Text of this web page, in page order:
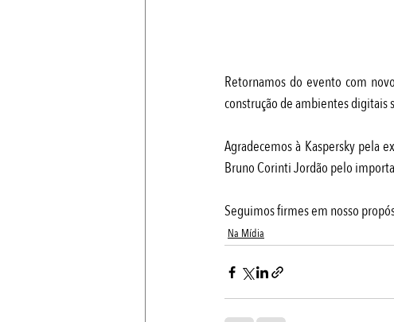
Retornamos do evento com
construção de ambientes digitais
Agradecemos à Kaspersky pela
Bruno Corinti Jordão pelo
Seguimos firmes em nosso
Na Mídia